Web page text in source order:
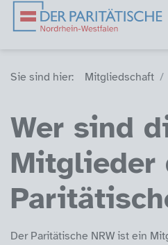
Sie sind hier (Breadcrumb)
Sie sind hier: Mitgliedschaft
Wer sind
Mitglieder
Der Paritätische NRW ist ein